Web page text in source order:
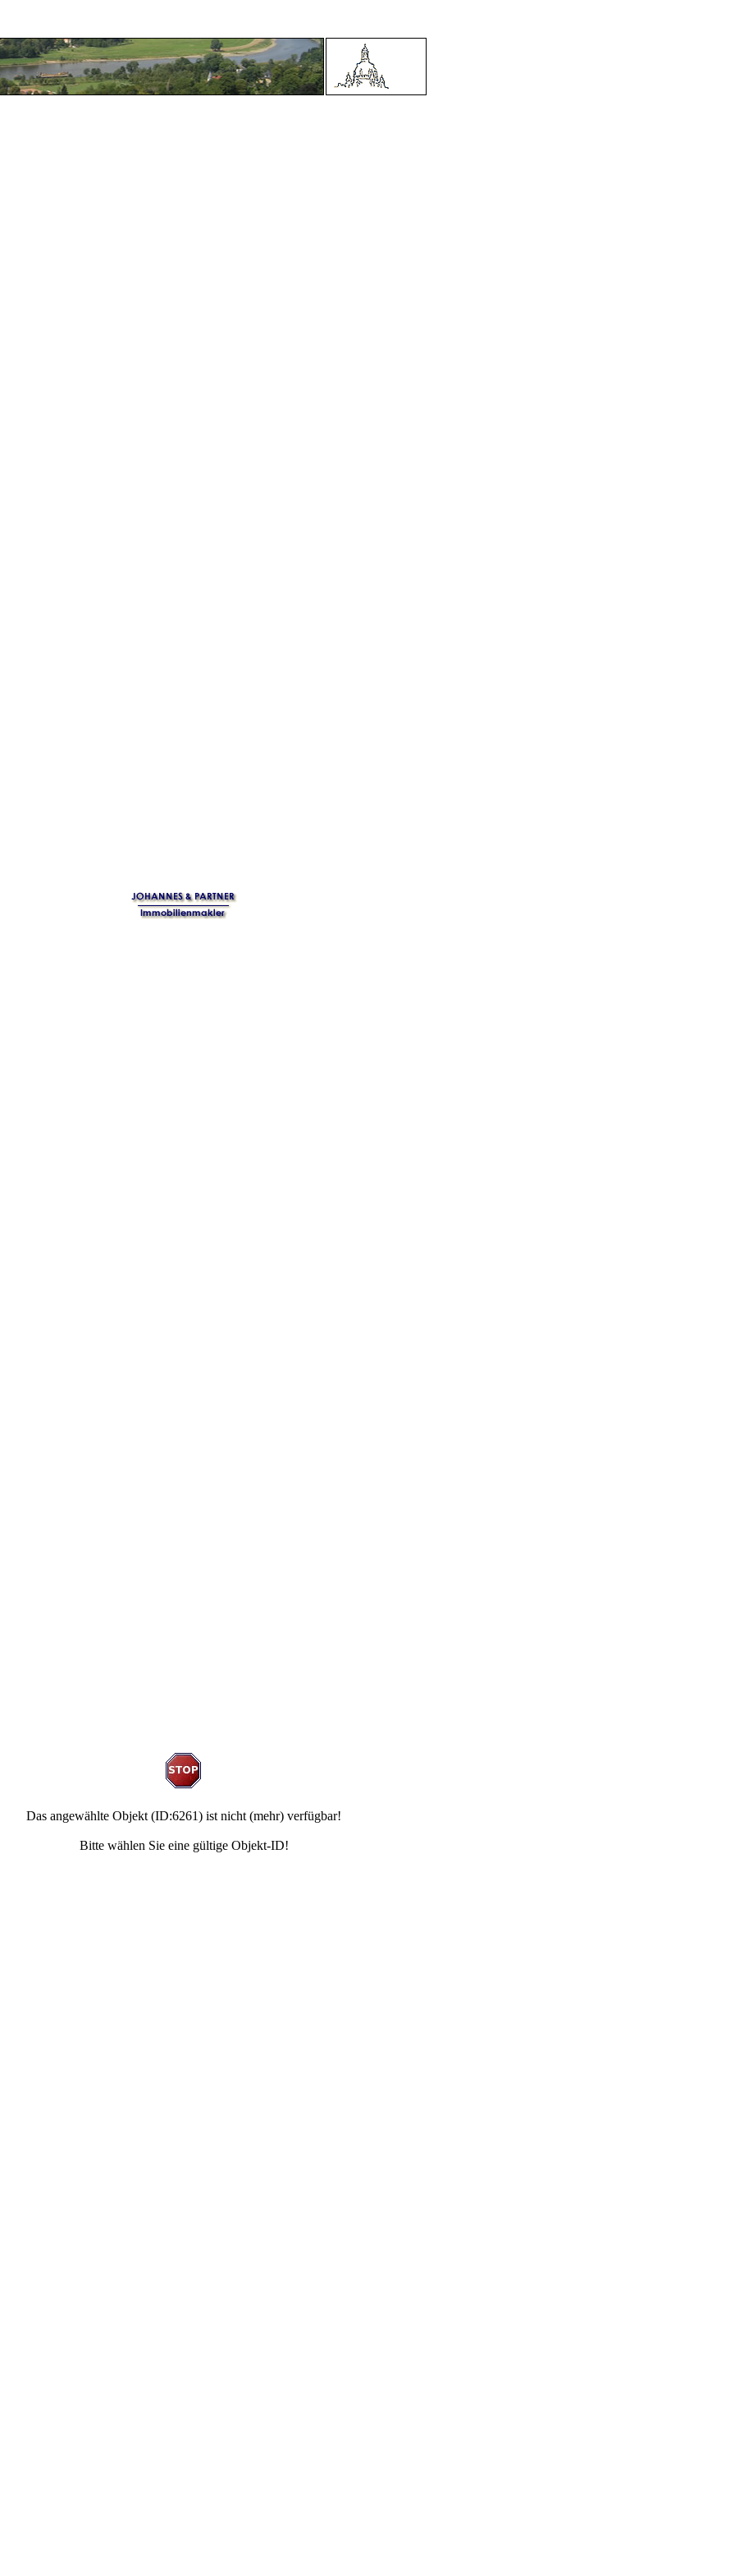
Das angewählte Objekt (ID:6261) ist nicht (mehr) verfügbar!
Bitte wählen Sie eine gültige Objekt-ID!